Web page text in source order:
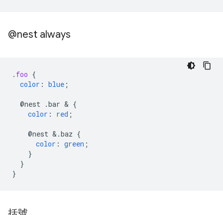
@nest always
. foo {
color : blue ;
@nest .bar & {
color : red ;
@nest & .baz {
color : green ;
}
}
}